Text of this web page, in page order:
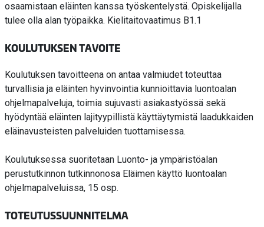
osaamistaan eläinten kanssa työskentelystä. Opiskelijalla
tulee olla alan työpaikka. Kielitaitovaatimus B1.1
KOULUTUKSEN TAVOITE
Koulutuksen tavoitteena on antaa valmiudet toteuttaa
turvallisia ja eläinten hyvinvointia kunnioittavia luontoalan
ohjelmapalveluja, toimia sujuvasti asiakastyössä sekä
hyödyntää eläinten lajityypillistä käyttäytymistä laadukkaiden
eläinavusteisten palveluiden tuottamisessa.
Koulutuksessa suoritetaan Luonto- ja ympäristöalan
perustutkinnon tutkinnonosa Eläimen käyttö luontoalan
ohjelmapalveluissa, 15 osp.
TOTEUTUSSUUNNITELMA